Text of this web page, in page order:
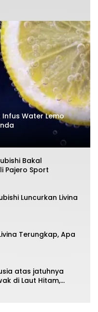
Water Lemo
Bakal
Pajero Sport
Luncurkan Livina
Terungkap, Apa
atas jatuhnya
di Laut Hitam,